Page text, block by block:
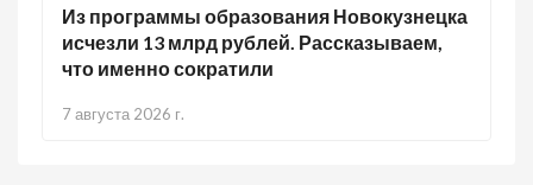
Из программы образования Новокузнецка
исчезли 13 млрд рублей. Рассказываем,
что именно сократили
7 августа 2026 г.